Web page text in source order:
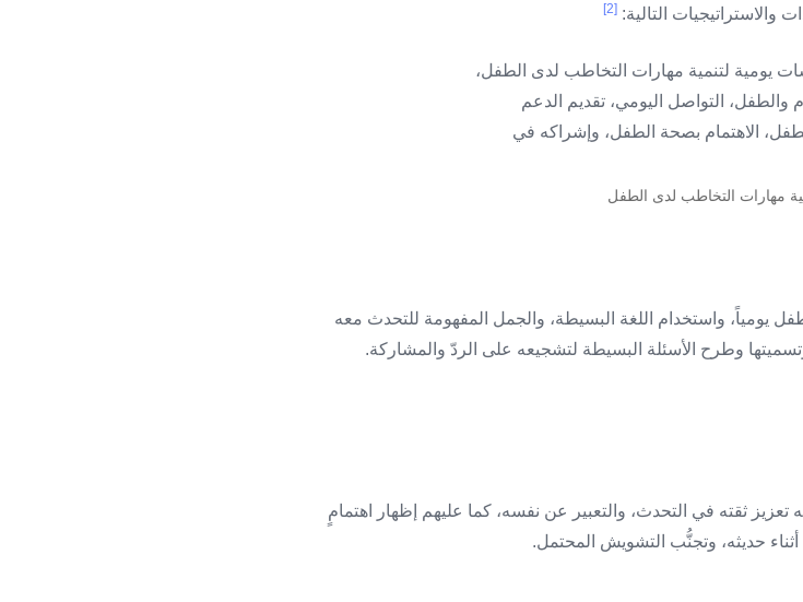
والاستراتيجيات التالية: [2]
مهارات التخاطب لدى الطفل
يومياً، واستخدام اللغة البسيطة، والجمل المفهومة للتحدث معه
وطرح الأسئلة البسيطة لتشجيعه على الردّ والمشاركة.
ثقته في التحدث، والتعبير عن نفسه، كما عليهم إظهار اهتمامٍ
حديثه، وتجنُّب التشويش المحتمل.